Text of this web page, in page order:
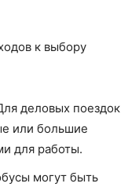
к выбору
деловых поездок
или большие
для работы.
могут быть